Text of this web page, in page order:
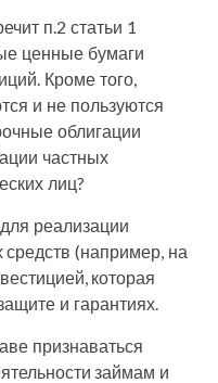
п.2 статьи 1
ценные бумаги
Кроме того,
и не пользуются
облигации
частных
лиц?
реализации
(например, на
которая
и гарантиях.
признаваться
займам и